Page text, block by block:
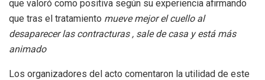
que valoró como positiva según su experiencia afirmando
que tras el tratamiento mueve mejor el cuello al
desaparecer las contracturas , sale de casa y está más
animado
Los organizadores del acto comentaron la utilidad de este